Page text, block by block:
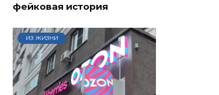
фейковая история
ИЗ ЖИЗНИ